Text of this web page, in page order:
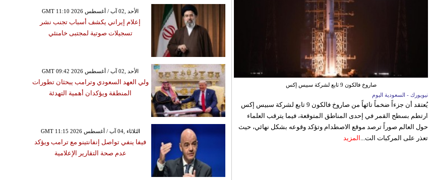
صاروخ فالكون 9 تابع لشركة سبيس إكس
نيويورك - السعودية اليوم
يُعتقد أن جزءاً ضخماً تائهاً من صاروخ فالكون 9 تابع لشركة سبيس إكس
ارتطم بسطح القمر في إحدى المناطق المتوقعة، فيما يترقب العلماء
حول العالم صوراً ترصد موقع الاصطدام وتؤكد وقوعه بشكل نهائي، حيث
تعذر على المركبات الت... المزيد
GMT 11:10 2026 الأحد ,02 آب / أغسطس
إعلام إيراني يكشف أسباب تجنب نشر
تسجيلات صوتية لمجتبى خامنئي
GMT 09:42 2026 الأحد ,02 آب / أغسطس
ولي العهد السعودي وترامب يبحثان تطورات
المنطقة ويؤكدان أهمية التهدئة
GMT 11:15 2026 الثلاثاء ,04 آب / أغسطس
فيفا ينفي تواصل إنفانتينو مع ترامب ويؤكد
عدم صحة التقارير الإعلامية